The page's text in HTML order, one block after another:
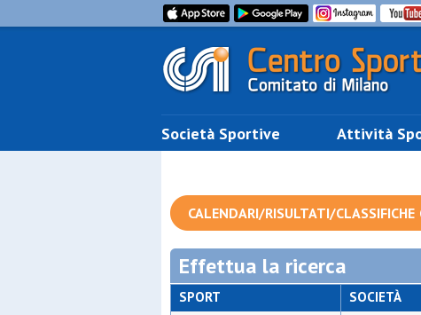
Società Sportive Attività
CALENDARI/RISULTATI/CLASSIFICHE
Effettua la ricerca
SPORT SOCIETÀ